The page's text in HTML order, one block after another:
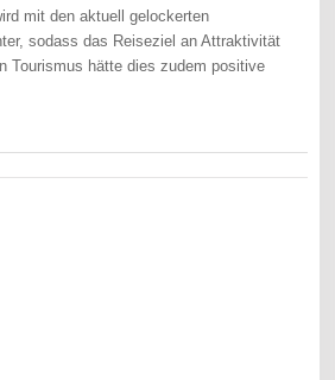
mit den aktuell gelockerten
sodass das Reiseziel an Attraktivität
Tourismus hätte dies zudem positive